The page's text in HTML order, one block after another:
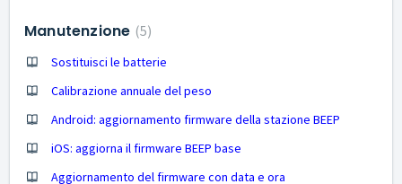
Manutenzione 5
Sostituisci le batterie
Calibrazione annuale del peso
Android: aggiornamento firmware della stazione BEEP
iOS: aggiorna il firmware BEEP base
Aggiornamento del firmware con data e ora